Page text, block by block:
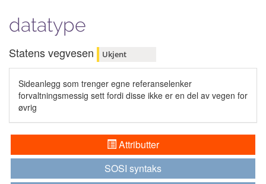
datatype
Statens vegvesen Ukjent
Sideanlegg som trenger egne referanselenker
forvaltningsmessig sett fordi disse ikke er en del av vegen for
øvrig
Attributter
SOSI syntaks